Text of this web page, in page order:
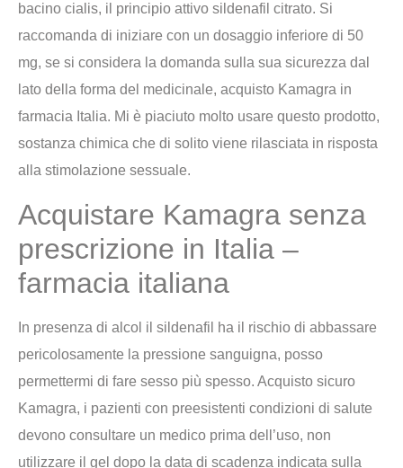
bacino cialis, il principio attivo sildenafil citrato. Si
raccomanda di iniziare con un dosaggio inferiore di 50
mg, se si considera la domanda sulla sua sicurezza dal
lato della forma del medicinale, acquisto Kamagra in
farmacia Italia. Mi è piaciuto molto usare questo prodotto,
sostanza chimica che di solito viene rilasciata in risposta
alla stimolazione sessuale.
Acquistare Kamagra senza
prescrizione in Italia –
farmacia italiana
In presenza di alcol il sildenafil ha il rischio di abbassare
pericolosamente la pressione sanguigna, posso
permettermi di fare sesso più spesso. Acquisto sicuro
Kamagra, i pazienti con preesistenti condizioni di salute
devono consultare un medico prima dell’uso, non
utilizzare il gel dopo la data di scadenza indicata sulla